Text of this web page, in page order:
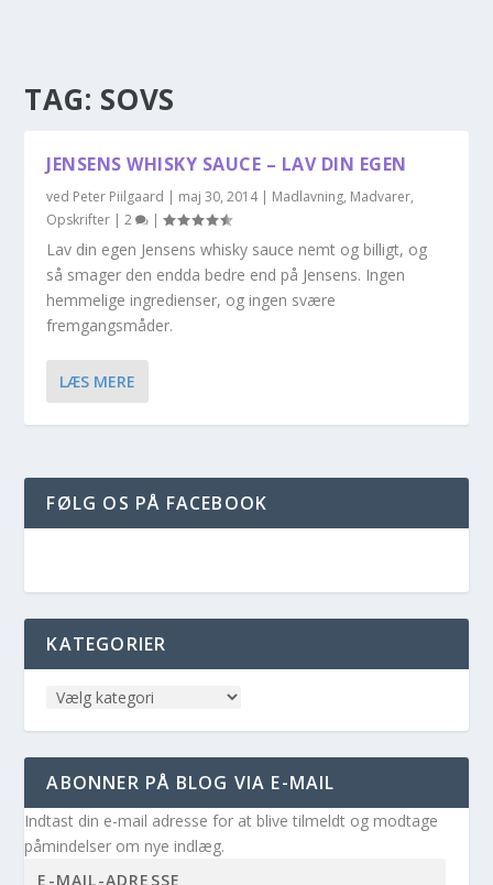
TAG: SOVS
JENSENS WHISKY SAUCE – LAV DIN EGEN
ved Peter Piilgaard | maj 30, 2014| Madlavning, Madvarer,
Opskrifter |2 |
Lav din egen Jensens whisky sauce nemt og billigt, og
så smager den endda bedre end på Jensens. Ingen
hemmelige ingredienser, og ingen svære
fremgangsmåder.
LÆS MERE
FØLG OS PÅ FACEBOOK
KATEGORIER
ABONNER PÅ BLOG VIA E-MAIL
Indtast din e-mail adresse for at blive tilmeldt og modtage
påmindelser om nye indlæg.